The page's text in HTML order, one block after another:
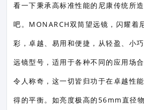
看一下秉承高标准性能的尼康传统所
吧。MONARCH双筒望远镜，闪耀着
彩，卓越、易用和便捷，从轻盈、小
远镜型号，适用于各种不同的应用场
令人称奇，这一切皆归功于在卓越性
得的平衡。如亮度极高的56mm直径